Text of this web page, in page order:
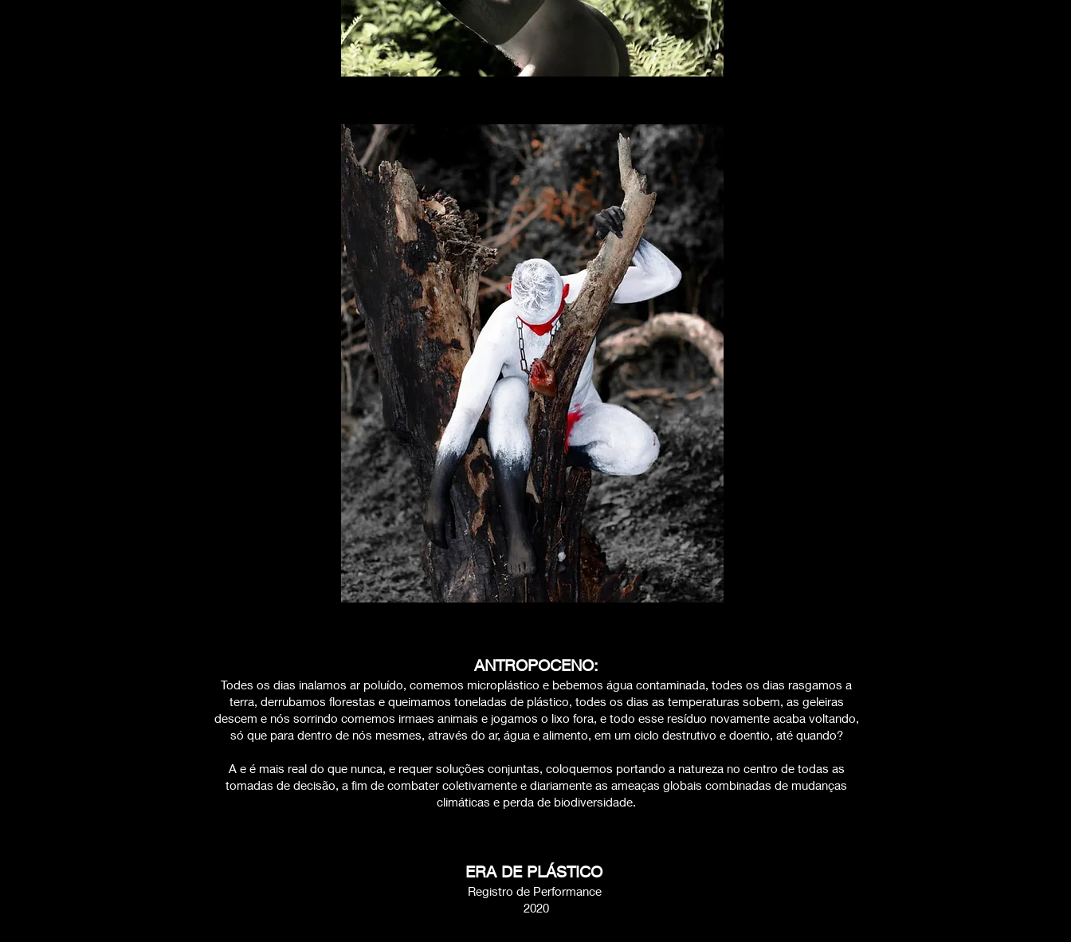
ANTROPOCENO:
Todes os dias inalamos ar poluído, comemos microplástico e bebemos água contaminada, todes os dias rasgamos a
terra, derrubamos florestas e queimamos toneladas de plástico, todes os dias as temperaturas sobem, as geleiras
descem e nós sorrindo comemos irmaes animais e jogamos o lixo fora, e todo esse resíduo novamente acaba voltando,
só que para dentro de nós mesmes, através do ar, água e alimento, em um ciclo destrutivo e doentio, até quando?
A e é mais real do que nunca, e requer soluções conjuntas, coloquemos portando a natureza no centro de todas as
tomadas de decisão, a fim de combater coletivamente e diariamente as ameaças globais combinadas de mudanças
climáticas e perda de biodiversidade.
ERA DE PLÁSTICO
Registro de Performance
2020